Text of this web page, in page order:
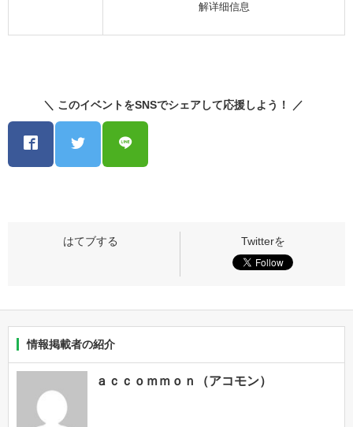
解详细信息
＼ このイベントをSNSでシェアして応援しよう！ ／
情報掲載者の紹介
ａｃｃｏｍｍｏｎ（アコモン）